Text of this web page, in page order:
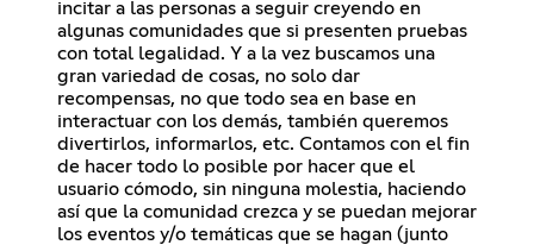
incitar a las personas a seguir creyendo en
algunas comunidades que si presenten pruebas
con total legalidad. Y a la vez buscamos una
gran variedad de cosas, no solo dar
recompensas, no que todo sea en base en
interactuar con los demás, también queremos
divertirlos, informarlos, etc. Contamos con el fin
de hacer todo lo posible por hacer que el
usuario cómodo, sin ninguna molestia, haciendo
así que la comunidad crezca y se puedan mejorar
los eventos y/o temáticas que se hagan (junto